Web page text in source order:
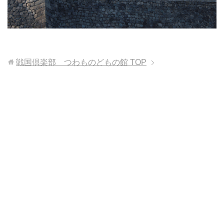
戦国倶楽部 つわものどもの館 TOP